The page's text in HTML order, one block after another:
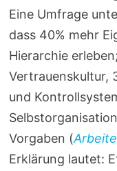
Eine Umfrage
dass 40% mehr
Hierarchie
Vertrauenskultur,
und
Vorgaben (
Erklärung lautet: